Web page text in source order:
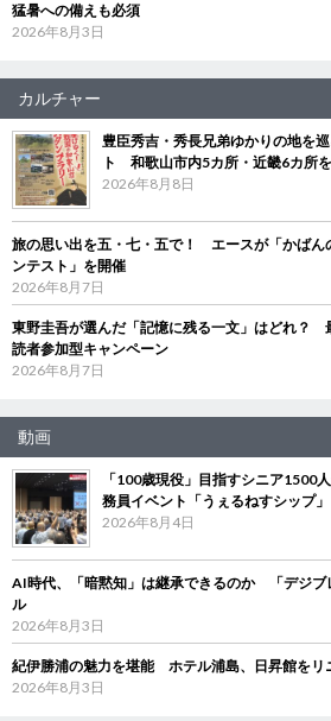
猛暑への備えも必須
2026年8月3日
カルチャー
豊臣秀吉・秀長兄弟ゆかりの地を
ト 和歌山市内5カ所・近畿6カ所
2026年8月8日
旅の思い出を五・七・五で！ エースが「かばん
ンテスト」を開催
2026年8月7日
東野圭吾が選んだ「記憶に残る一文」はどれ？
読者参加型キャンペーン
2026年8月7日
動画
「100歳現役」目指すシニア
務員イベント「うぇるねすシップ」
2026年8月4日
AI時代、「暗黙知」は継承できるのか 「デジブ
ル
2026年8月3日
紀伊勝浦の魅力を堪能 ホテル浦島、日昇館をリ
2026年8月3日